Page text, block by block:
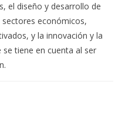
el diseño y desarrollo de
económicos,
y la innovación y la
tiene en cuenta al ser